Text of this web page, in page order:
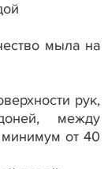
мыла на
рук,
между
от 40